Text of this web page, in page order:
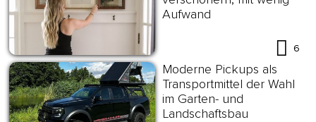
Aufwand
6
Moderne Pickups als
Transportmittel der Wahl
im Garten- und
Landschaftsbau